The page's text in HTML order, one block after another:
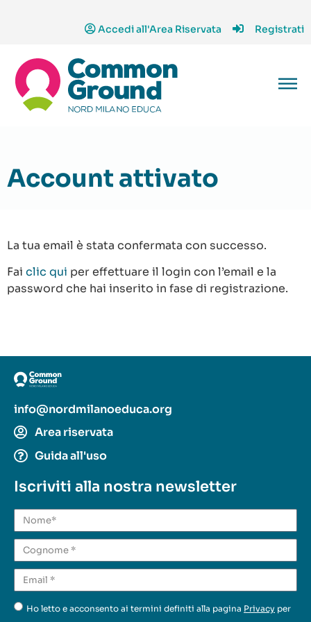
Accedi all'Area Riservata Registrati
Account attivato
La tua email è stata confermata con successo.
Fai clic qui per effettuare il login con l’email e la
password che hai inserito in fase di registrazione.
info@nordmilanoeduca.org
Area riservata
Guida all'uso
Iscriviti alla nostra newsletter
Ho letto e acconsento ai termini definiti alla pagina Privacy per